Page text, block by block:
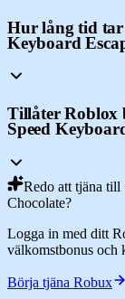
Hur lång tid tar
Keyboard
Tillåter Roblox
Speed
Redo att tjäna till
Chocolate?
Logga in med ditt
välkomstbonus och
Börja tjäna Robux